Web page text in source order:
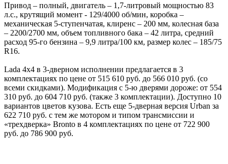
Привод – полный, двигатель – 1,7-литровый мощностью 83
л.с., крутящий момент - 129/4000 об/мин, коробка –
механическая 5-ступенчатая, клиренс – 200 мм, колесная база
– 2200/2700 мм, объем топливного бака – 42 литра, средний
расход 95-го бензина – 9,9 литра/100 км, размер колес – 185/75
R16.
Lada 4x4 в 3-дверном исполнении предлагается в 3
комплектациях по цене от 515 610 руб. до 566 010 руб. (со
всеми скидками). Модификация с 5-ю дверями дороже: от 554
310 руб. до 604 710 руб. (также 3 комплектации). Доступно 10
вариантов цветов кузова. Есть еще 5-дверная версия Urban за
622 710 руб. с тем же мотором и типом трансмиссии и
«трехдверка» Bronto в 4 комплектациях по цене от 722 900
руб. до 786 900 руб.